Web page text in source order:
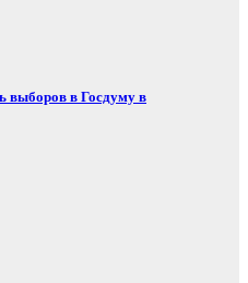
выборов в Госдуму в